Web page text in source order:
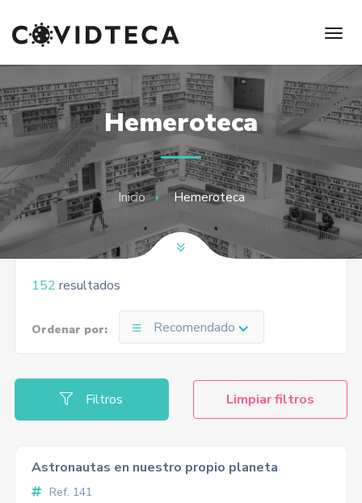
Hemeroteca
Inicio Hemeroteca
152 resultados
Ordenar por: Recomendado
Filtros Limpiar filtros
Astronautas en nuestro propio planeta
Ref. 141